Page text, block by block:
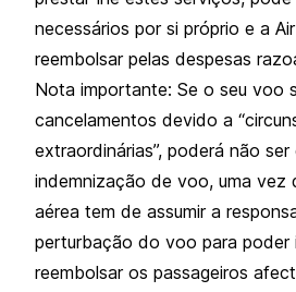
necessários por si próprio e a
reembolsar pelas despesas
Nota importante: Se o seu voo
cancelamentos devido a
extraordinárias”, poderá não ser
indemnização de voo, uma vez
aérea tem de assumir a
perturbação do voo para poder
reembolsar os passageiros